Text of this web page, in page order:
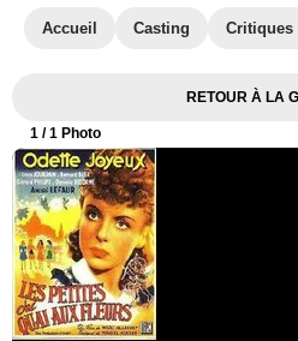
Accueil Casting Critiques
RETOUR À LA
1 / 1 Photo